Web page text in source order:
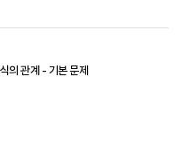
관계 - 기본 문제